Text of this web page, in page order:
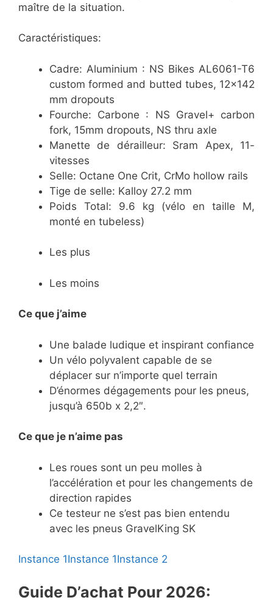
maître de la situation.
Caractéristiques:
Cadre: Aluminium : NS Bikes AL6061-T6
custom formed and butted tubes, 12×142
mm dropouts
Fourche: Carbone : NS Gravel+ carbon
fork, 15mm dropouts, NS thru axle
Manette de dérailleur: Sram Apex, 11-
vitesses
Selle: Octane One Crit, CrMo hollow rails
Tige de selle: Kalloy 27.2 mm
Poids Total: 9.6 kg (vélo en taille M,
monté en tubeless)
Les plus
Les moins
Ce que j’aime
Une balade ludique et inspirant confiance
Un vélo polyvalent capable de se
déplacer sur n’importe quel terrain
D’énormes dégagements pour les pneus,
jusqu’à 650b x 2,2″.
Ce que je n’aime pas
Les roues sont un peu molles à
l’accélération et pour les changements de
direction rapides
Ce testeur ne s’est pas bien entendu
avec les pneus GravelKing SK
Instance 1Instance 1Instance 2
Guide D’achat Pour 2026: